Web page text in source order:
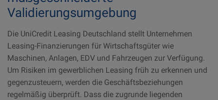
Validierungsumgebung
Die UniCredit Leasing Deutschland stellt Unternehmen
Leasing-Finanzierungen für Wirtschaftsgüter wie
Maschinen, Anlagen, EDV und Fahrzeugen zur Verfügung.
Um Risiken im gewerblichen Leasing früh zu erkennen und
gegenzusteuern, werden die Geschäftsbeziehungen
regelmäßig überprüft. Dass die zugrunde liegenden